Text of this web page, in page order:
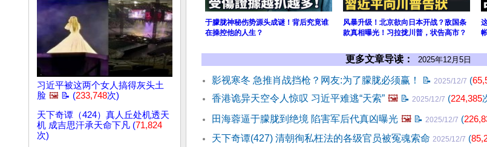
习近平被这两个女人搞得灰头土
脸 🖼️ 📝 (233,748次)
天下奇谭（424）真人丘处机透天
机 成吉思汗承天命下凡 (71,824
次)
于朦胧神秘伤势源头成谜！背后究竟谁
在操控他的人生？
风暴升级！北京欲向日本开战？敌国条
款真相曝光！习拉拢川普，状告高市？
更多文章导读： 2025年12月5日
影视寒冬 急推肖战挡枪？网友:为了朦胧必须赢！ 📝 2025/12/7 (
香港诡异天空令人惊叹 习近平难逃“天索” 🖼️ 📝 2025/12/7 (224,385
田海蓉逼于朦胧到绝境 陷害军后代真凶曝光 🖼️ 📝 2025/12/7 (
天下奇谭(427) 清朝徇私枉法的各级官员被冤魂索命 2025/12/7 (